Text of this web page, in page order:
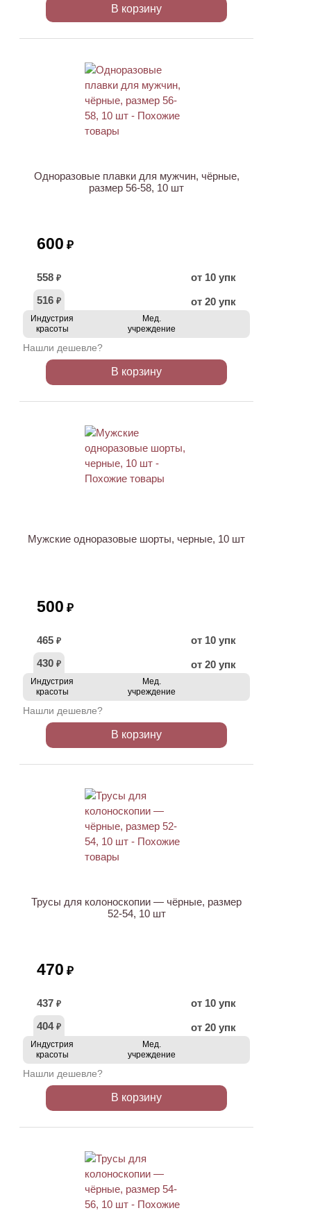
В корзину
Одноразовые плавки для мужчин, чёрные,
размер 56-58, 10 шт
600 ₽
558 ₽
от 10 упк
516 ₽ от 20 упк
Индустрия
красоты
Мед.
учреждение
Нашли дешевле?
В корзину
Мужские одноразовые шорты, черные, 10 шт
500 ₽
465 ₽
от 10 упк
430 ₽ от 20 упк
Индустрия
красоты
Мед.
учреждение
Нашли дешевле?
В корзину
Трусы для колоноскопии — чёрные, размер
52-54, 10 шт
470 ₽
437 ₽
от 10 упк
404 ₽ от 20 упк
Индустрия
красоты
Мед.
учреждение
Нашли дешевле?
В корзину